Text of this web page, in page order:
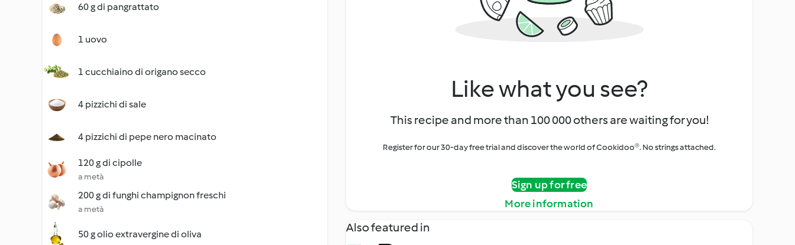
60 g di pangrattato
1 uovo
1 cucchiaino di origano secco
4 pizzichi di sale
4 pizzichi di pepe nero macinato
120 g di cipolle
a metà
200 g di funghi champignon freschi
a metà
50 g olio extravergine di oliva
Like what you see?
This recipe and more than 100 000 others are waiting for you!
Register for our 30-day free trial and discover the world of Cookidoo®. No strings attached.
Sign up for free
More information
Also featured in